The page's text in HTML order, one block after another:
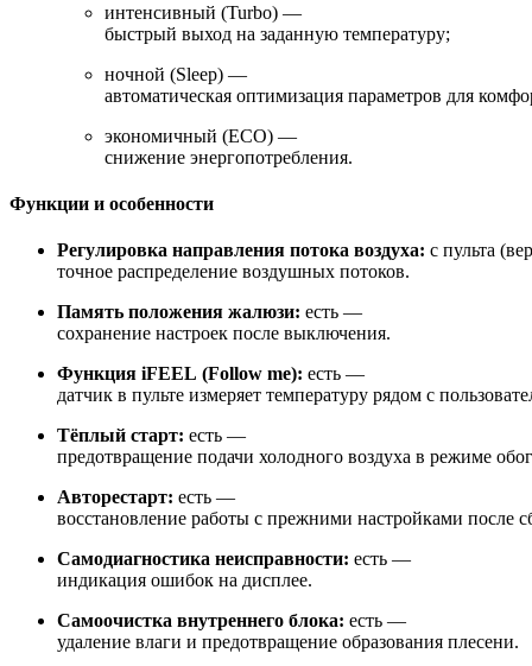
интенсивный (Turbo) —
быстрый выход на заданную температуру;
ночной (Sleep) —
автоматическая оптимизация параметров для
экономичный (ECO) —
снижение энергопотребления.
Функции и особенности
Регулировка направления потока воздуха: с пульта
точное распределение воздушных потоков.
Память положения жалюзи: есть —
сохранение настроек после выключения.
Функция iFEEL (Follow me): есть —
датчик в пульте измеряет температуру рядом с
Тёплый старт: есть —
предотвращение подачи холодного воздуха в режиме
Авторестарт: есть —
восстановление работы с прежними настройками после
Самодиагностика неисправности: есть —
индикация ошибок на дисплее.
Самоочистка внутреннего блока: есть —
удаление влаги и предотвращение образования плесени.